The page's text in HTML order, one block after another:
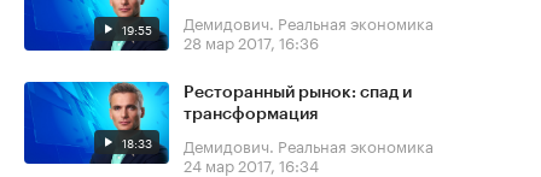
19:55
Демидович. Реальная экономика
28 мар 2017, 16:36
18:33
Ресторанный рынок: спад и
трансформация
Демидович. Реальная экономика
24 мар 2017, 16:34